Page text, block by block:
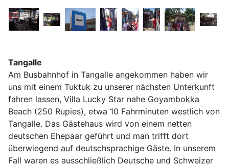
Tangalle
Am Busbahnhof in Tangalle angekommen haben wir
uns mit einem Tuktuk zu unserer nächsten Unterkunft
fahren lassen, Villa Lucky Star nahe Goyambokka
Beach (250 Rupies), etwa 10 Fahrminuten westlich von
Tangalle. Das Gästehaus wird von einem netten
deutschen Ehepaar geführt und man trifft dort
überwiegend auf deutschsprachige Gäste. In unserem
Fall waren es ausschließlich Deutsche und Schweizer